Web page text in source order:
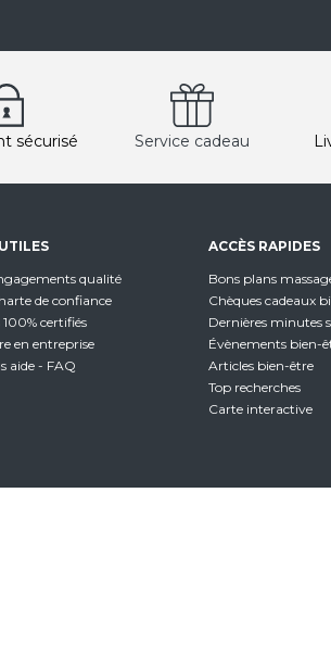
sécurisé Service cadeau
qualité
de confiance
100% certifiés
en entreprise
aide - FAQ
ACCÈS RAPIDES
Bons plans
Chèques cadeaux
Dernières minutes
Évènements bien-
Articles bien-être
Top recherches
Carte interactive